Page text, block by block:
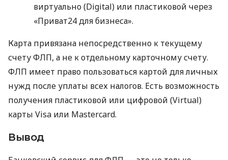
виртуально (Digital) или пластиковой через
«Приват24 для бизнеса».
Карта привязана непосредственно к текущему
счету ФЛП, а не к отдельному карточному счету.
ФЛП имеет право пользоваться картой для личных
нужд после уплаты всех налогов. Есть возможность
получения пластиковой или цифровой (Virtual)
карты Visa или Mastercard.
Вывод